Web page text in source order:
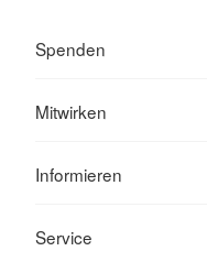
Spenden
Mitwirken
Informieren
Service